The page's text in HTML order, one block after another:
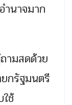
ำนาจมาก
ามสดด้วย
กรัฐมนตรี
ช้